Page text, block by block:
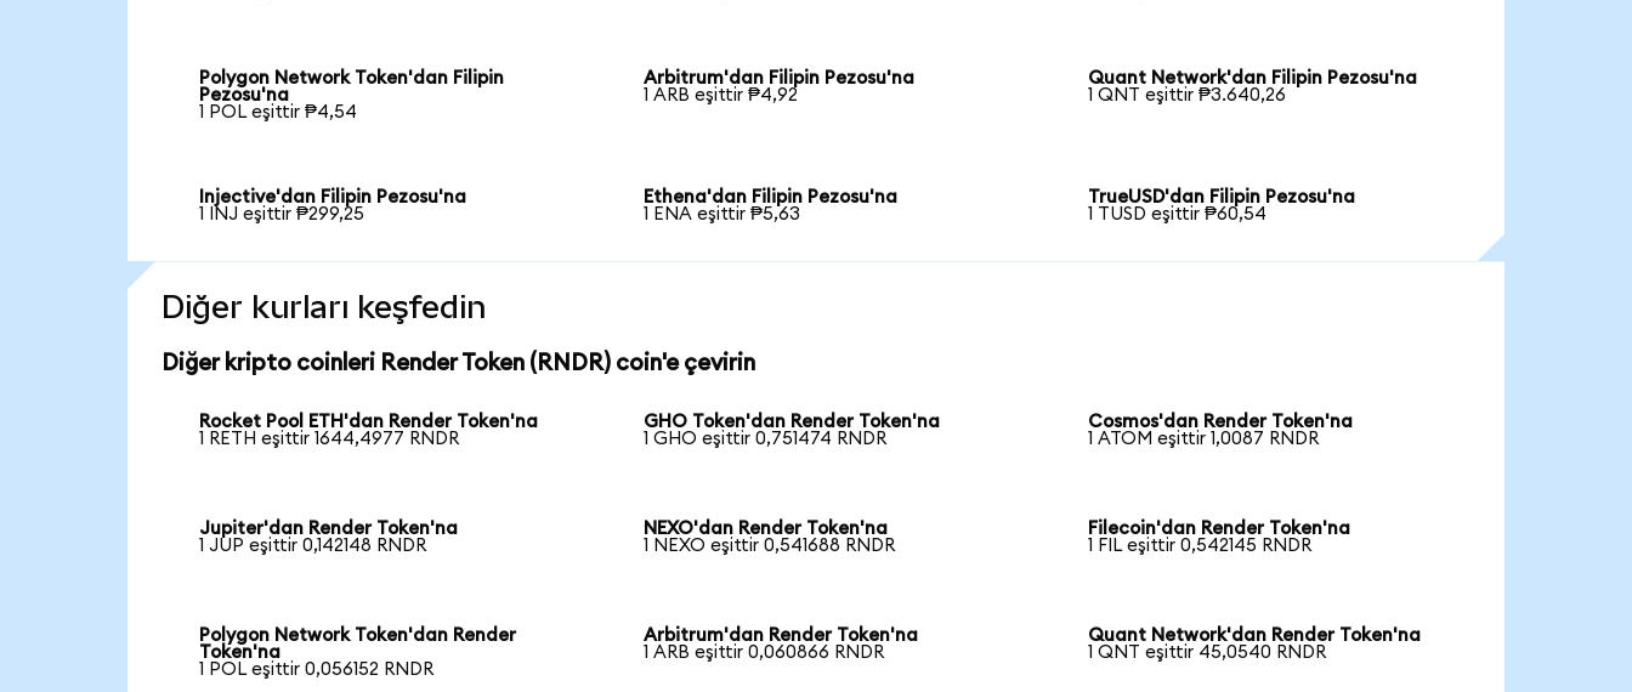
Polygon Network Token'dan Filipin
Pezosu'na
1 POL eşittir ₱4,54
Arbitrum'dan Filipin Pezosu'na
1 ARB eşittir ₱4,92
Quant Network'dan Filipin Pezosu'na
1 QNT eşittir ₱3.640,26
Injective'dan Filipin Pezosu'na
1 INJ eşittir ₱299,25
Ethena'dan Filipin Pezosu'na
1 ENA eşittir ₱5,63
TrueUSD'dan Filipin Pezosu'na
1 TUSD eşittir ₱60,54
Diğer kurları keşfedin
Diğer kripto coinleri Render Token (RNDR) coin'e çevirin
Rocket Pool ETH'dan Render Token'na
1 RETH eşittir 1644,4977 RNDR
GHO Token'dan Render Token'na
1 GHO eşittir 0,751474 RNDR
Cosmos'dan Render Token'na
1 ATOM eşittir 1,0087 RNDR
Jupiter'dan Render Token'na
1 JUP eşittir 0,142148 RNDR
NEXO'dan Render Token'na
1 NEXO eşittir 0,541688 RNDR
Filecoin'dan Render Token'na
1 FIL eşittir 0,542145 RNDR
Polygon Network Token'dan Render
Token'na
1 POL eşittir 0,056152 RNDR
Arbitrum'dan Render Token'na
1 ARB eşittir 0,060866 RNDR
Quant Network'dan Render Token'na
1 QNT eşittir 45,0540 RNDR